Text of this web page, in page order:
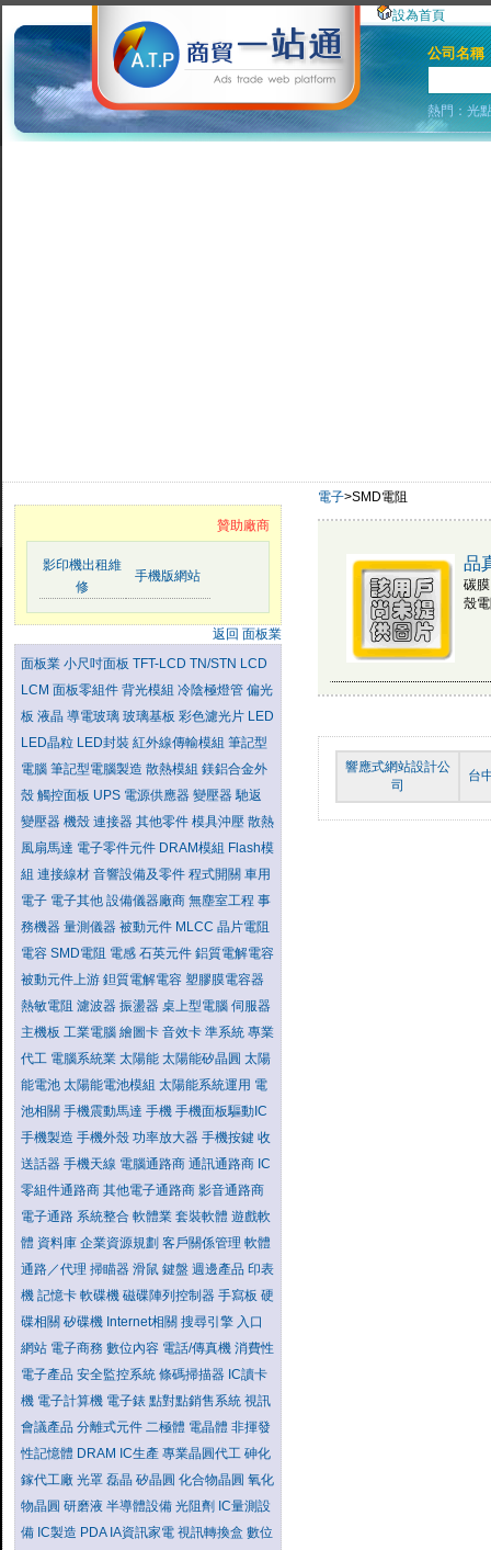
設為首頁
公司名稱
熱門：光
贊助廠商
影印機出租維
修
手機版網站
返回 面板業
面板業 小尺吋面板 TFT-LCD TN/STN LCD
LCM 面板零組件 背光模組 冷陰極燈管 偏光
板 液晶 導電玻璃 玻璃基板 彩色濾光片 LED
LED晶粒 LED封裝 紅外線傳輸模組 筆記型
電腦 筆記型電腦製造 散熱模組 鎂鋁合金外
殼 觸控面板 UPS 電源供應器 變壓器馳返
變壓器 機殼 連接器 其他零件 模具沖壓 散熱
風扇馬達 電子零件元件 DRAM模組 Flash模
組 連接線材 音響設備及零件 程式開關 車用
電子 電子其他 設備儀器廠商 無塵室工程 事
務機器 量測儀器 被動元件 MLCC 晶片電阻
電容 SMD電阻 電感 石英元件 鋁質電解電容
被動元件上游 鉭質電解電容 塑膠膜電容器
熱敏電阻 濾波器 振盪器 桌上型電腦 伺服器
主機板 工業電腦 繪圖卡 音效卡 準系統 專業
代工 電腦系統業 太陽能 太陽能矽晶圓 太陽
能電池 太陽能電池模組 太陽能系統運用 電
池相關 手機震動馬達 手機 手機面板驅動IC
手機製造 手機外殼 功率放大器 手機按鍵 收
送話器 手機天線 電腦通路商 通訊通路商 IC
零組件通路商 其他電子通路商 影音通路商
電子通路 系統整合 軟體業 套裝軟體 遊戲軟
體 資料庫 企業資源規劃 客戶關係管理 軟體
通路／代理 掃瞄器 滑鼠 鍵盤 週邊產品 印表
機 記憶卡 軟碟機 磁碟陣列控制器 手寫板 硬
碟相關 矽碟機 Internet相關 搜尋引擎 入口
網站 電子商務 數位內容 電話/傳真機 消費性
電子產品 安全監控系統 條碼掃描器 IC讀卡
機 電子計算機 電子錶 點對點銷售系統 視訊
會議產品 分離式元件 二極體 電晶體 非揮發
性記憶體 DRAM IC生產 專業晶圓代工 砷化
鎵代工廠 光罩 磊晶 矽晶圓 化合物晶圓 氧化
物晶圓 研磨液 半導體設備 光阻劑 IC量測設
備 IC製造 PDA IA資訊家電 視訊轉換盒 數位
電子>SMD電阻
品
碳
殼
響應式網站設計公
司
台